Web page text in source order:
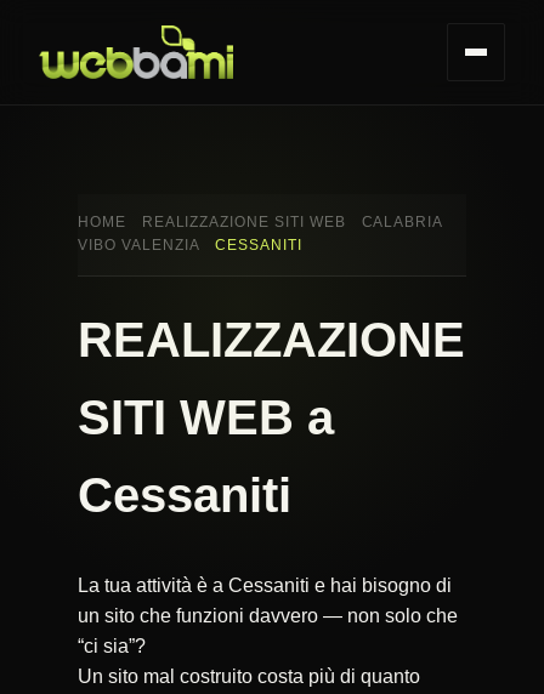
HOME REALIZZAZIONE SITI WEB
CALABRIA
VIBO VALENZIA
CESSANITI
REALIZZAZIONE
SITI WEB a
Cessaniti
La tua attività è a Cessaniti e hai bisogno di
un sito che funzioni davvero — non solo che
“ci sia”?
Un sito mal costruito costa più di quanto